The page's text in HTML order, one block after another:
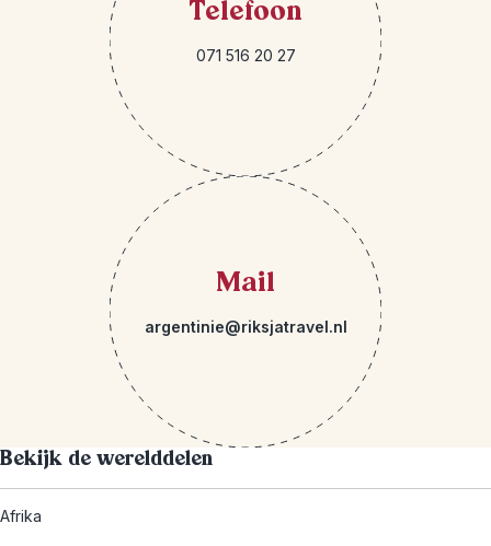
Telefoon
071 516 20 27
Mail
argentinie@riksjatravel.nl
Bekijk de werelddelen
Afrika